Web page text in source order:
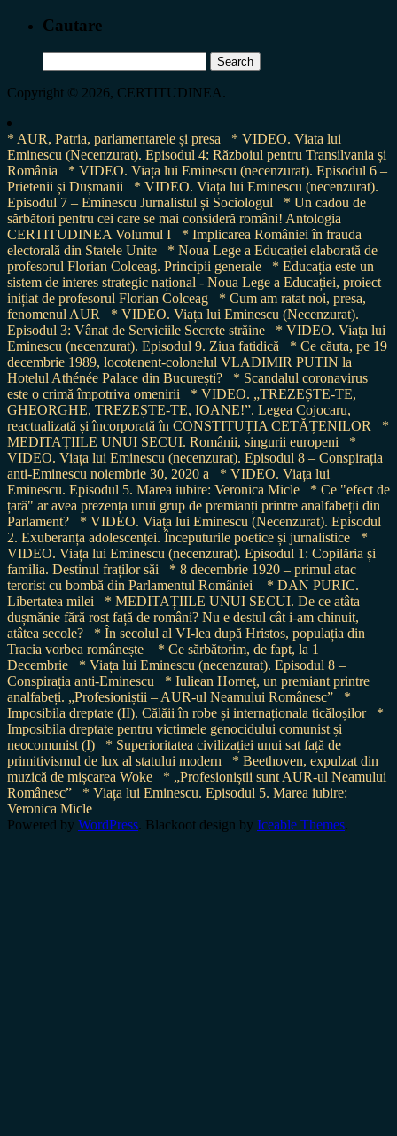
Cautare
for:
Copyright © 2026, CERTITUDINEA.
* AUR, Patria, parlamentarele și presa
* VIDEO. Viata lui
Eminescu (Necenzurat). Episodul 4: Războiul pentru Transilvania și
România
* VIDEO. Viața lui Eminescu (necenzurat). Episodul 6 –
Prietenii și Dușmanii
* VIDEO. Viața lui Eminescu (necenzurat).
Episodul 7 – Eminescu Jurnalistul și Sociologul
* Un cadou de
sărbători pentru cei care se mai consideră români! Antologia
CERTITUDINEA Volumul I
* Implicarea României în frauda
electorală din Statele Unite
* Noua Lege a Educației elaborată de
profesorul Florian Colceag. Principii generale
* Educația este un
sistem de interes strategic național - Noua Lege a Educației, proiect
inițiat de profesorul Florian Colceag
* Cum am ratat noi, presa,
fenomenul AUR
* VIDEO. Viața lui Eminescu (Necenzurat).
Episodul 3: Vânat de Serviciile Secrete străine
* VIDEO. Viața lui
Eminescu (necenzurat). Episodul 9. Ziua fatidică
* Ce căuta, pe 19
decembrie 1989, locotenent-colonelul VLADIMIR PUTIN la
Hotelul Athénée Palace din București?
* Scandalul coronavirus
este o crimă împotriva omenirii
* VIDEO. „TREZEȘTE-TE,
GHEORGHE, TREZEȘTE-TE, IOANE!”. Legea Cojocaru,
reactualizată și încorporată în CONSTITUȚIA CETĂȚENILOR
*
MEDITAȚIILE UNUI SECUI. Românii, singurii europeni
*
VIDEO. Viața lui Eminescu (necenzurat). Episodul 8 – Conspirația
anti-Eminescu noiembrie 30, 2020 a
* VIDEO. Viața lui
Eminescu. Episodul 5. Marea iubire: Veronica Micle
* Ce "efect de
țară" ar avea prezența unui grup de premianți printre analfabeții din
Parlament?
* VIDEO. Viața lui Eminescu (Necenzurat). Episodul
2. Exuberanța adolescenței. Începuturile poetice și jurnalistice
*
VIDEO. Viața lui Eminescu (necenzurat). Episodul 1: Copilăria și
familia. Destinul fraților săi
* 8 decembrie 1920 – primul atac
terorist cu bombă din Parlamentul României
* DAN PURIC.
Libertatea milei
* MEDITAȚIILE UNUI SECUI. De ce atâta
dușmănie fără rost față de români? Nu e destul cât i-am chinuit,
atâtea secole?
* În secolul al VI-lea după Hristos, populația din
Tracia vorbea românește
* Ce sărbătorim, de fapt, la 1
Decembrie
* Viața lui Eminescu (necenzurat). Episodul 8 –
Conspirația anti-Eminescu
* Iuliean Horneț, un premiant printre
analfabeți. „Profesioniștii – AUR-ul Neamului Românesc”
*
Imposibila dreptate (II). Călăii în robe și internaționala ticăloșilor
*
Imposibila dreptate pentru victimele genocidului comunist și
neocomunist (I)
* Superioritatea civilizației unui sat față de
primitivismul de lux al statului modern
* Beethoven, expulzat din
muzică de mișcarea Woke
* „Profesioniștii sunt AUR-ul Neamului
Românesc”
* Viața lui Eminescu. Episodul 5. Marea iubire:
Veronica Micle
Powered by WordPress. Blackoot design by Iceable Themes.